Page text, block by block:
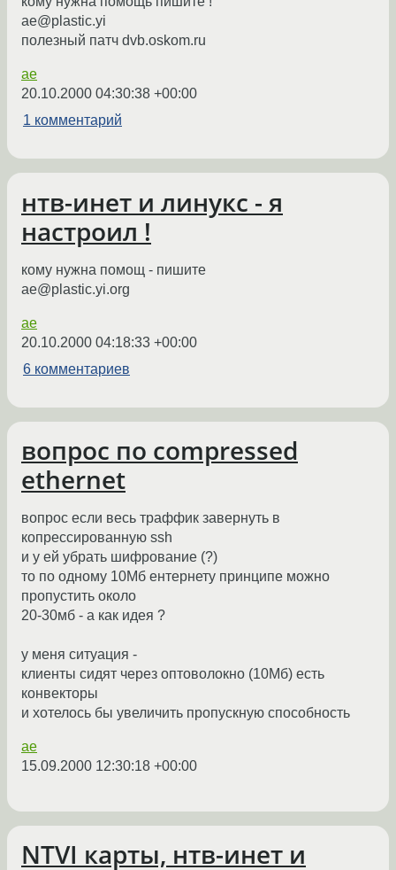
ae@plastic.yi
полезный патч dvb.oskom.ru
ae
20.10.2000 04:30:38 +00:00
1 комментарий
нтв-инет и линукс - я
настроил !
кому нужна помощ - пишите
ae@plastic.yi.org
ae
20.10.2000 04:18:33 +00:00
6 комментариев
вопрос по compressed
ethernet
вопрос если весь траффик завернуть в
копрессированную ssh
и у ей убрать шифрование (?)
то по одному 10Мб ентернету принципе можно
пропустить около
20-30мб - а как идея ?
у меня ситуация -
клиенты сидят через оптоволокно (10Мб) есть
конвекторы
и хотелось бы увеличить пропускную способность
ae
15.09.2000 12:30:18 +00:00
NTVI карты, нтв-инет и